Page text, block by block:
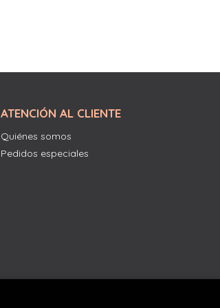
ATENCIÓN AL CLIENTE
Quiénes somos
Pedidos especiales